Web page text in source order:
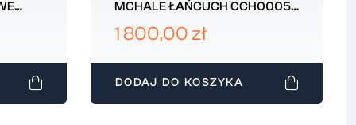
17z
MCHALE ŁAŃCUCH CCH00058
100h 124 OGNIWA ORYGINAŁ
WZMOCNIONY
1 800,00 zł
DODAJ DO KOSZYKA